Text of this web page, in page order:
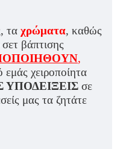
τα χρώματα, καθώς
βάπτισης
,
εμάς χειροποίητα
ΥΠΟΔΕΙΞΕΙΣ σε
μας τα ζητάτε